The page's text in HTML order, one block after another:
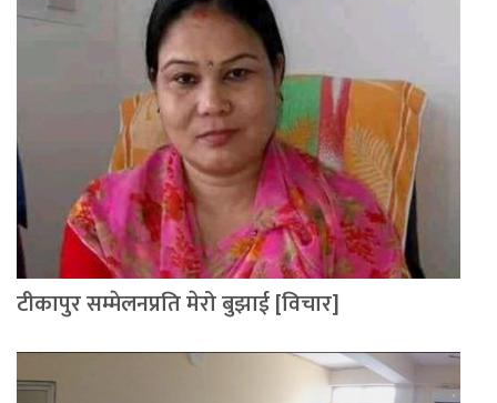
टीकापुर सम्मेलनप्रति मेरो बुझाई [विचार]